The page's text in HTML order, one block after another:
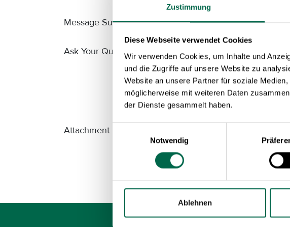
Zustimmung
Diese Webseite verwendet Cookies
Wir verwenden Cookies, um Inhalte und
und die Zugriffe auf unsere Website zu
Website an unsere Partner für soziale
möglicherweise mit weiteren Daten
der Dienste gesammelt haben.
Notwendig
Ablehnen
Message Subject *
Ask Your Question
Attachment
Submit Ticket